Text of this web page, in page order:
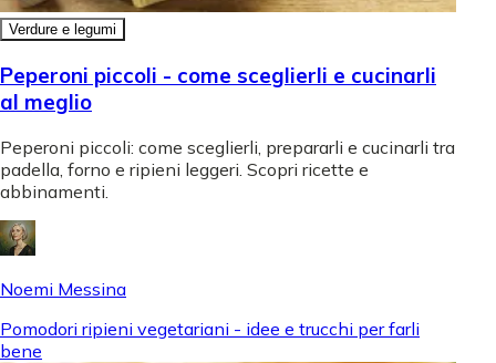
Verdure e legumi
Peperoni piccoli - come sceglierli e cucinarli
al meglio
Peperoni piccoli: come sceglierli, prepararli e cucinarli tra
padella, forno e ripieni leggeri. Scopri ricette e
abbinamenti.
Noemi Messina
Pomodori ripieni vegetariani - idee e trucchi per farli
bene